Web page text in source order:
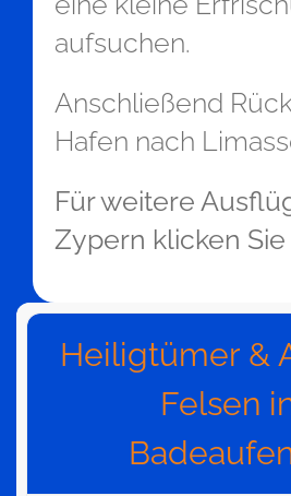
aufsuchen.
Anschließend
Hafen nach
Für weitere
Zypern klicken Sie
Heiligtümer &
Felsen